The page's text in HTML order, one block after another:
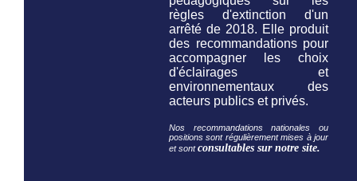
règles d'extinction d'un
arrêté de 2018. Elle produit
des recommandations pour
accompagner les choix
d'éclairages et
environnementaux des
acteurs publics et privés.
Nos recommandations nationales ou
positions sont régulièrement mises à jour
et sontconsultables sur notre site.